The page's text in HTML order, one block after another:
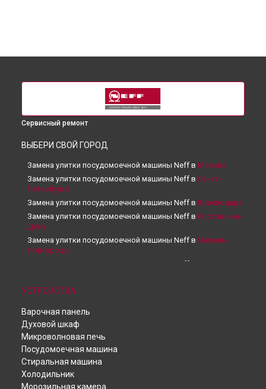
Сервисный ремонт
ВЫБЕРИ СВОЙ ГОРОД
Замена улитки посудомоечной машины Neff в Москве
Замена улитки посудомоечной машины Neff в Санкт-
Петербурге
Замена улитки посудомоечной машины Neff в Краснодаре
Замена улитки посудомоечной машины Neff в Ростове-на-
Дону
Замена улитки посудомоечной машины Neff в Нижнем
Новгороде
Замена улитки посудомоечной машины Neff в
Замена улитки посудомоечной машины Neff в
Екатеринбурге
Замена улитки посудомоечной машины Neff в
Замена улитки посудомоечной машины Neff в
Замена улитки посудомоечной машины Neff в
Замена улитки посудомоечной машины Neff в
Замена улитки посудомоечной машины Neff в
УСТРОЙСТВА
Варочная панель
Духовой шкаф
Микроволновая печь
Посудомоечная машина
Стиральная машина
Холодильник
Морозильная камера